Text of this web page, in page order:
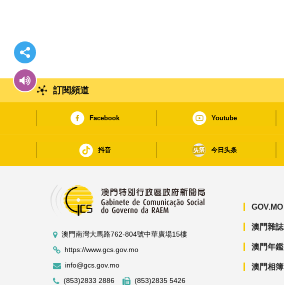
訂閱頻道
Facebook Youtube
抖音 今日头条
澳門南灣大馬路762-804號中華廣場15樓
https://www.gcs.gov.mo
info@gcs.gov.mo
(853)2833 2886
(853)2835 5426
GOV.MO
澳門雜誌
澳門年鑑
澳門相簿